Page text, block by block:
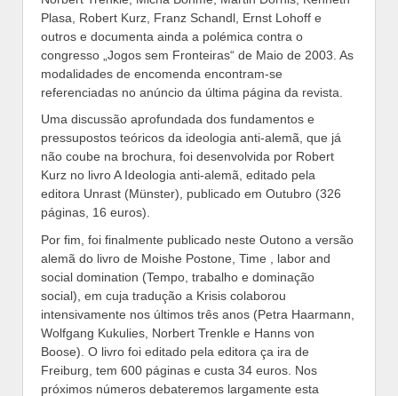
Plasa, Robert Kurz, Franz Schandl, Ernst Lohoff e
outros e documenta ainda a polémica contra o
congresso „Jogos sem Fronteiras“ de Maio de 2003. As
modalidades de encomenda encontram-se
referenciadas no anúncio da última página da revista.
Uma discussão aprofundada dos fundamentos e
pressupostos teóricos da ideologia anti-alemã, que já
não coube na brochura, foi desenvolvida por Robert
Kurz no livro A Ideologia anti-alemã, editado pela
editora Unrast (Münster), publicado em Outubro (326
páginas, 16 euros).
Por fim, foi finalmente publicado neste Outono a versão
alemã do livro de Moishe Postone, Time , labor and
social domination (Tempo, trabalho e dominação
social), em cuja tradução a Krisis colaborou
intensivamente nos últimos três anos (Petra Haarmann,
Wolfgang Kukulies, Norbert Trenkle e Hanns von
Boose). O livro foi editado pela editora ça ira de
Freiburg, tem 600 páginas e custa 34 euros. Nos
próximos números debateremos largamente esta